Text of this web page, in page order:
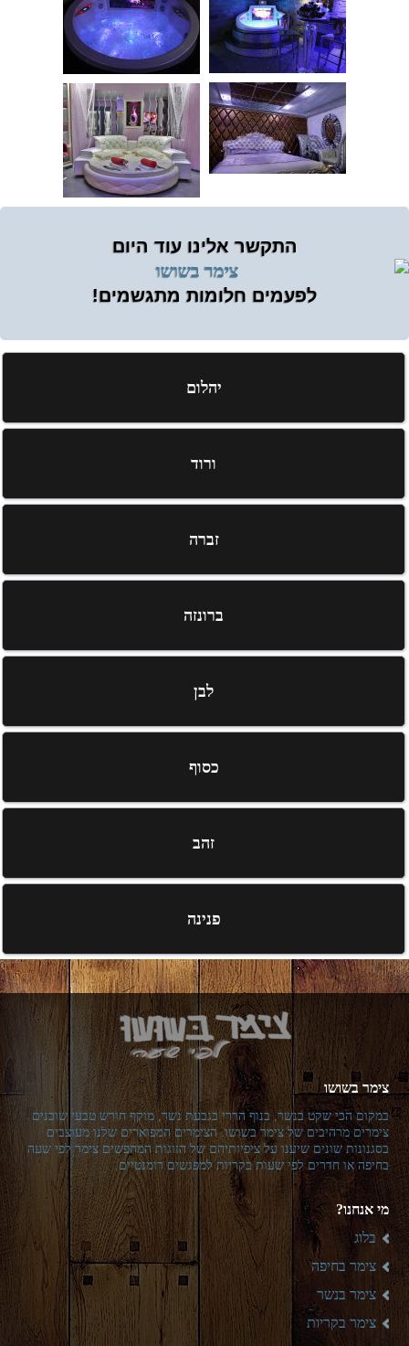
התקשר אלינו עוד היום
לפעמים חלומות מתגשמים!
יהלום
ורוד
זברה
ברונזה
לבן
כסוף
זהב
פנינה
צימר בשושו
במקום הכי שקט בנשר, בנוף הררי בגבעת נשר, מוקף חורש טבעי שוכנים
צימרים מרהיבים של צימר בשושו. הצימרים המפוארים שלנו מעוצבים
בסגנונות שונים שיענו על ציפיותיהם של הזוגות המחפשים צימר לפי שעה
בחיפה או חדרים לפי שעות בקריות למפגשים רומנטיים.
מי אנחנו?
בלוג
צימר בחיפה
צימר בנשר
צימר בקריות